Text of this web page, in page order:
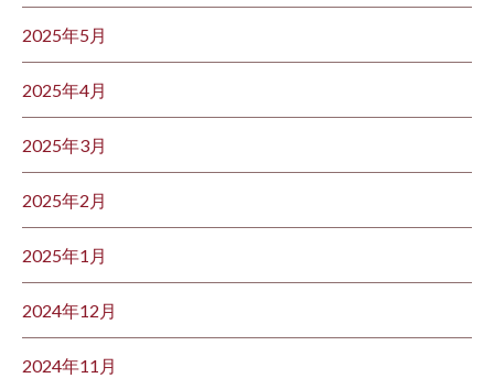
2025年5月
2025年4月
2025年3月
2025年2月
2025年1月
2024年12月
2024年11月